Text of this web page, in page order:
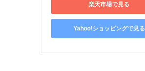
楽天市場で見る
Yahoo!ショッピングで見る